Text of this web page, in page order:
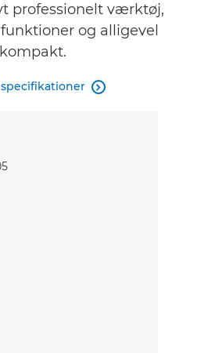
professionelt værktøj,
og alligevel
kompakt.
specifikationer 